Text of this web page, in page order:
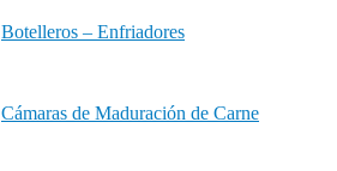
Botelleros – Enfriadores
Cámaras de Maduración de Carne